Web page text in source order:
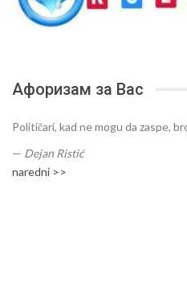
Афоризам за Вас
Političari, kad ne mogu da zaspe,
— Dejan Ristić
naredni >>